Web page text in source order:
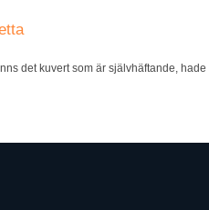
det kuvert som är självhäftande,